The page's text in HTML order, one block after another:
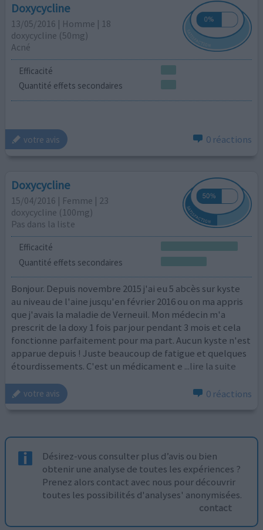
Doxycycline
13/05/2016 | Homme | 18
doxycycline (50mg)
Acné
Efficacité
Quantité effets secondaires
votre avis 0 réactions
Doxycycline
15/04/2016 | Femme | 23
doxycycline (100mg)
Pas dans la liste
Efficacité
Quantité effets secondaires
Bonjour. Depuis novembre 2015 j'ai eu 5 abcès sur kyste
au niveau de l'aine jusqu'en février 2016 ou on ma appris
que j'avais la maladie de Verneuil. Mon médecin m'a
prescrit de la doxy 1 fois par jour pendant 3 mois et cela
fonctionne parfaitement pour ma part. Aucun kyste n'est
apparue depuis ! Juste beaucoup de fatigue et quelques
étourdissements. C'est un médicament e ...lire la suite
votre avis 0 réactions
Désirez-vous consulter plus d’avis ou bien
obtenir une analyse de toutes les expériences ?
Prenez alors contact avec nous pour découvrir
toutes les possibilités d'analyses' anonymisées.
contact